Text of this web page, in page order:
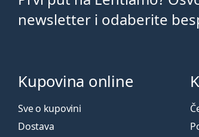
newsletter i odaberite
Kupovina online
Sve o kupovini
Dostava